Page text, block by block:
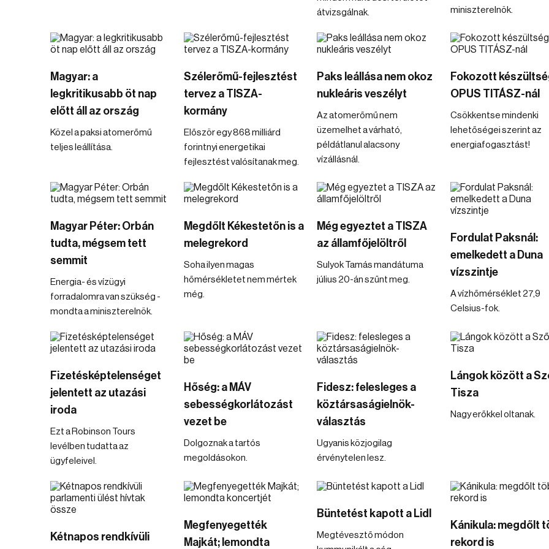
átvizsgálnak.
miniszterelnök.
Magyar: a
legkritikusabb öt nap
előtt áll az ország
Közel a paksi atomerőmű
teljes leállítása.
Szélerőmű-fejlesztést
tervez a TISZA-
kormány
Először egy 868 milliárd
forintnyi energetikai
fejlesztést valósítanak meg.
Paks leállása nem okoz
nukleáris veszélyt
Az atomerőmű nem
üzemelhet a várható,
példátlanul alacsony
vízállásnál.
Fokozott
OPUS TITÁSZ-nál
Csökkentse mindenki
lehetőségei szerint az
energiafogasztást!
Magyar Péter: Orbán
tudta, mégsem tett
semmit
Energia- és vízügyi
forradalomra van szükség -
mondta a miniszterelnök.
Megdőlt Kékestetőn is a
melegrekord
Soha ilyen magas
hőmérsékletet nem mértek
még.
Még egyeztet a TISZA
az államfőjelöltről
Sulyok Tamás mandátuma
július 20-án szűnt meg.
Fordulat Paksnál:
emelkedett a Duna
vízszintje
A vízhőmérséklet 27,9
Celsius-fok.
Fizetésképtelenséget
jelentett az utazási
iroda
Ezt a Robinson Tours
levélben tudatta az
ügyfeleivel.
Hőség: a MÁV
sebességkorlátozást
vezet be
Dolgoznak a tartós
megoldásokon.
Fidesz: felesleges a
köztársaságielnök-
választás
Ugyanis közjogilag
érvénytelen lesz.
Lángok között a
Tisza
Nagy erőkkel oltanak.
Kétnapos rendkívüli
Megfenyegették
Majkát; lemondta
Büntetést kapott a Lidl
Megtévesztő módon
Kánikula: megdőlt
rekord is